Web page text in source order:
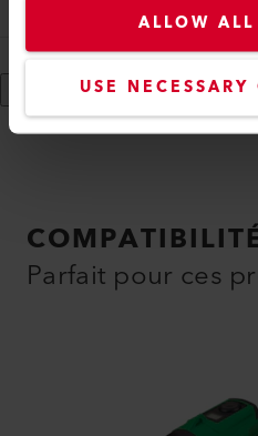
ALLOW
USE
Afficher plus
Parfait pour ces